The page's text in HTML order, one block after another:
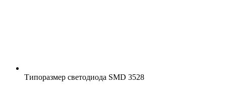
Типоразмер светодиода SMD 3528